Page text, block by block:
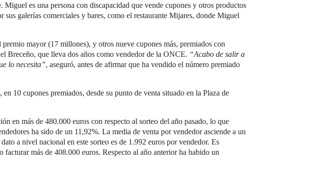
es una persona con discapacidad que vende cupones y otros productos
galerías comerciales y bares, como el restaurante Mijares, donde Miguel
mayor (17 millones), y otros nueve cupones más, premiados con
Breceño, que lleva dos años como vendedor de la ONCE. “Acabo de salir a
lo necesita”, aseguró, antes de afirmar que ha vendido el número premiado
10 cupones premiados, desde su punto de venta situado en la Plaza de
en más de 480.000 euros con respecto al sorteo del año pasado, lo que
ha sido de un 11,92%. La media de venta por vendedor asciende a un
a nivel nacional en este sorteo es de 1.992 euros por vendedor. Es
más de 408.000 euros. Respecto al año anterior ha habido un